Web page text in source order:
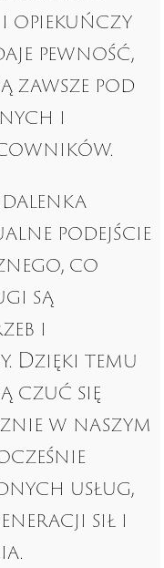
opiekuńczy
pewność,
zawsze pod
i
podejście
co
są
i
Dzięki temu
czuć się
w naszym
usług,
sił i